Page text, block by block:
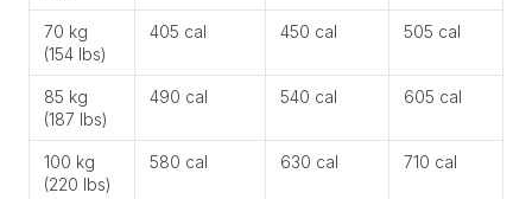
70 kg
(154 lbs)
405 cal 450 cal 505 cal
85 kg
(187 lbs)
490 cal 540 cal 605 cal
100 kg
(220 lbs)
580 cal 630 cal 710 cal